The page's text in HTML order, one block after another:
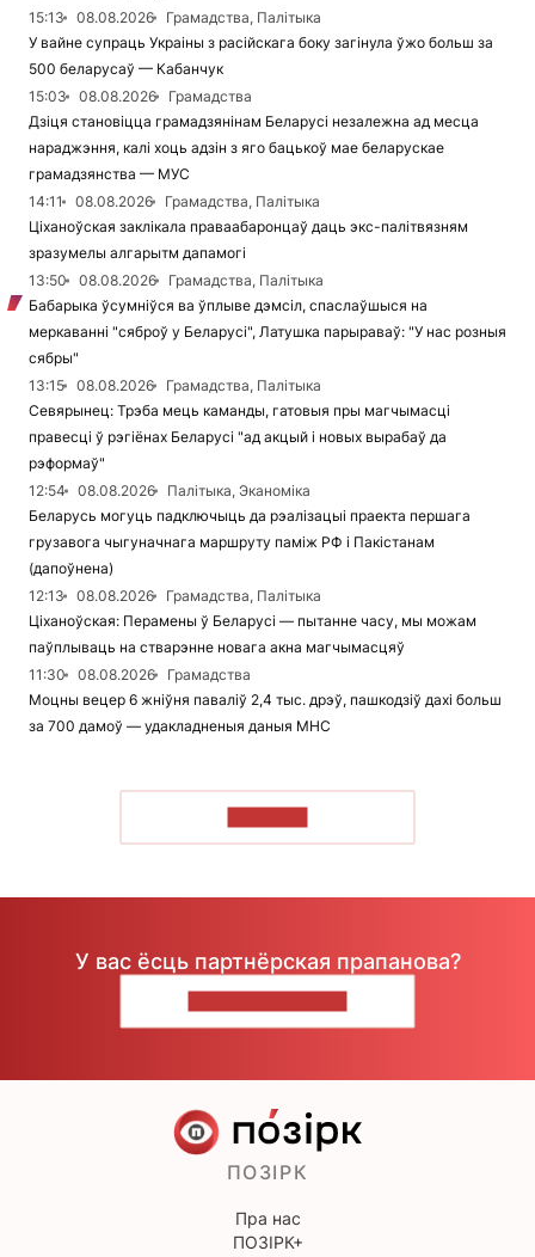
15:13
08.08.2026
Грамадства, Палітыка
У вайне супраць Украіны з расійскага боку загінула ўжо больш за
500 беларусаў — Кабанчук
15:03
08.08.2026
Грамадства
Дзіця становіцца грамадзянінам Беларусі незалежна ад месца
нараджэння, калі хоць адзін з яго бацькоў мае беларускае
грамадзянства — МУС
14:11
08.08.2026
Грамадства, Палітыка
Ціханоўская заклікала праваабаронцаў даць экс-палітвязням
зразумелы алгарытм дапамогі
13:50
08.08.2026
Грамадства, Палітыка
Бабарыка ўсумніўся ва ўплыве дэмсіл, спаслаўшыся на
меркаванні "сяброў у Беларусі", Латушка парыраваў: "У нас розныя
сябры"
13:15
08.08.2026
Грамадства, Палітыка
Севярынец: Трэба мець каманды, гатовыя пры магчымасці
правесці ў рэгіёнах Беларусі "ад акцый і новых вырабаў да
рэформаў"
12:54
08.08.2026
Палітыка, Эканоміка
Беларусь могуць падключыць да рэалізацыі праекта першага
грузавога чыгуначнага маршруту паміж РФ і Пакістанам
(дапоўнена)
12:13
08.08.2026
Грамадства, Палітыка
Ціханоўская: Перамены ў Беларусі — пытанне часу, мы можам
паўплываць на стварэнне новага акна магчымасцяў
11:30
08.08.2026
Грамадства
Моцны вецер 6 жніўня паваліў 2,4 тыс. дрэў, пашкодзіў дахі больш
за 700 дамоў — удакладненыя даныя МНС
У вас ёсць партнёрская прапанова?
ПОЗІРК
Пра нас
ПОЗІРК+